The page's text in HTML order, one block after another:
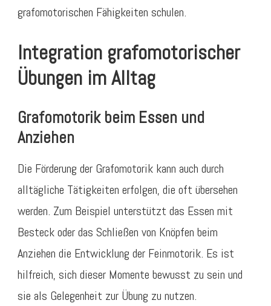
grafomotorischen Fähigkeiten schulen.
Integration grafomotorischer
Übungen im Alltag
Grafomotorik beim Essen und
Anziehen
Die Förderung der Grafomotorik kann auch durch
alltägliche Tätigkeiten erfolgen, die oft übersehen
werden. Zum Beispiel unterstützt das Essen mit
Besteck oder das Schließen von Knöpfen beim
Anziehen die Entwicklung der Feinmotorik. Es ist
hilfreich, sich dieser Momente bewusst zu sein und
sie als Gelegenheit zur Übung zu nutzen.